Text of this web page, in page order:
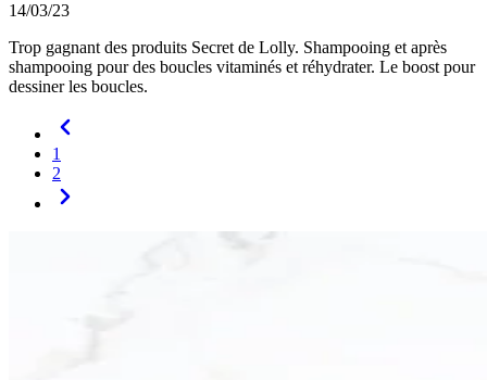
14/03/23
Trop gagnant des produits Secret de Lolly. Shampooing et après
shampooing pour des boucles vitaminés et réhydrater. Le boost pour
dessiner les boucles.
1
2